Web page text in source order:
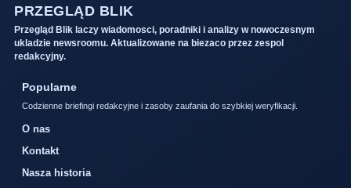
PRZEGLĄD BLIK
Przegląd Blik laczy wiadomosci, poradniki i analizy w nowoczesnym
ukladzie newsroomu. Aktualizowane na biezaco przez zespol
redakcyjny.
Popularne
Codzienne briefingi redakcyjne i zasoby zaufania do szybkiej weryfikacji.
O nas
Kontakt
Nasza historia